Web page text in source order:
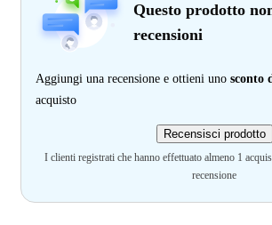
Questo prodotto
recensioni
Aggiungi una recensione e ottieni uno sconto
acquisto
Recensisci prodotto
I clienti registrati che hanno effettuato almeno 1
recensione